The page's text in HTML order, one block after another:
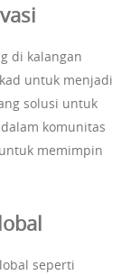
di kalangan
untuk menjadi
solusi untuk
komunitas
memimpin
seperti